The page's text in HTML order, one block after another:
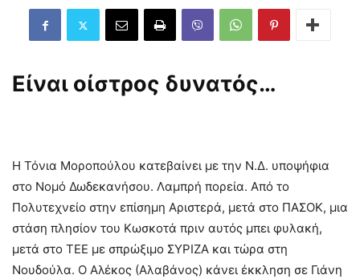
Είναι οίστρος δυνατός…
Η Τόνια Μοροπούλου κατεβαίνει με την Ν.Δ. υποψήφια
στο Νομό Δωδεκανήσου. Λαμπρή πορεία. Από το
Πολυτεχνείο στην επίσημη Αριστερά, μετά στο ΠΑΣΟΚ, μια
στάση πλησίον του Κωσκοτά πριν αυτός μπει φυλακή,
μετά στο ΤΕΕ με σπρώξιμο ΣΥΡΙΖΑ και τώρα στη
Νουδούλα. Ο Αλέκος (Αλαβάνος) κάνει έκκληση σε Γιάνη